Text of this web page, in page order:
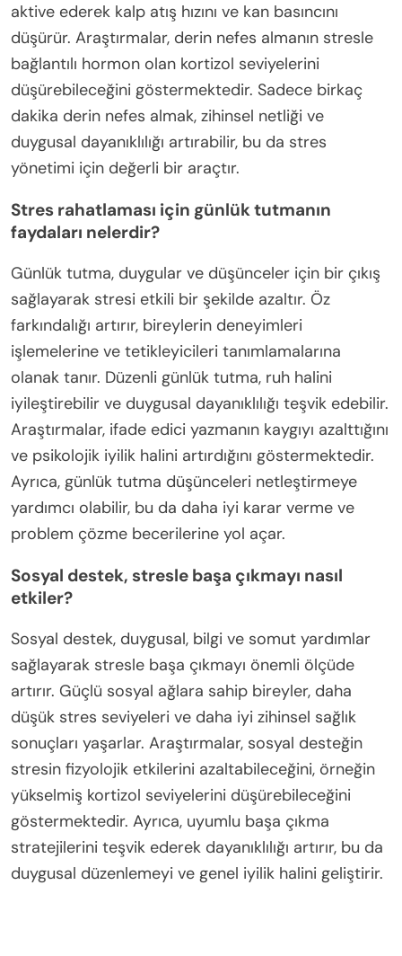
aktive ederek kalp atış hızını ve kan basıncını
düşürür. Araştırmalar, derin nefes almanın stresle
bağlantılı hormon olan kortizol seviyelerini
düşürebileceğini göstermektedir. Sadece birkaç
dakika derin nefes almak, zihinsel netliği ve
duygusal dayanıklılığı artırabilir, bu da stres
yönetimi için değerli bir araçtır.
Stres rahatlaması için günlük tutmanın
faydaları nelerdir?
Günlük tutma, duygular ve düşünceler için bir çıkış
sağlayarak stresi etkili bir şekilde azaltır. Öz
farkındalığı artırır, bireylerin deneyimleri
işlemelerine ve tetikleyicileri tanımlamalarına
olanak tanır. Düzenli günlük tutma, ruh halini
iyileştirebilir ve duygusal dayanıklılığı teşvik edebilir.
Araştırmalar, ifade edici yazmanın kaygıyı azalttığını
ve psikolojik iyilik halini artırdığını göstermektedir.
Ayrıca, günlük tutma düşünceleri netleştirmeye
yardımcı olabilir, bu da daha iyi karar verme ve
problem çözme becerilerine yol açar.
Sosyal destek, stresle başa çıkmayı nasıl
etkiler?
Sosyal destek, duygusal, bilgi ve somut yardımlar
sağlayarak stresle başa çıkmayı önemli ölçüde
artırır. Güçlü sosyal ağlara sahip bireyler, daha
düşük stres seviyeleri ve daha iyi zihinsel sağlık
sonuçları yaşarlar. Araştırmalar, sosyal desteğin
stresin fizyolojik etkilerini azaltabileceğini, örneğin
yükselmiş kortizol seviyelerini düşürebileceğini
göstermektedir. Ayrıca, uyumlu başa çıkma
stratejilerini teşvik ederek dayanıklılığı artırır, bu da
duygusal düzenlemeyi ve genel iyilik halini geliştirir.